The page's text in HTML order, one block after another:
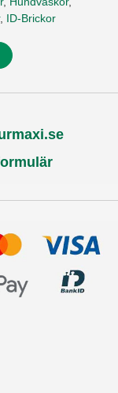
, ID-Brickor